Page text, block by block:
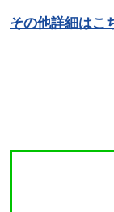
その他詳細はこ